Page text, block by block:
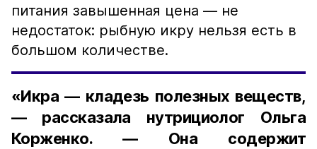
питания завышенная цена — не
недостаток: рыбную икру нельзя есть в
большом количестве.
«Икра — кладезь полезных веществ,
— рассказала нутрициолог Ольга
Корженко. — Она содержит